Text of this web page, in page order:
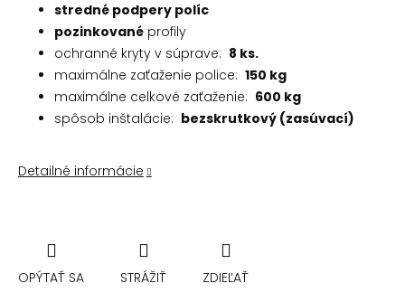
stredné podpery políc
pozinkované profily
ochranné kryty v súprave: 8 ks.
maximálne zaťaženie police: 150 kg
maximálne celkové zaťaženie: 600 kg
spôsob inštalácie: bezskrutkový (zasúvací)
Detailné informácie
OPÝTAŤ SA STRÁŽIŤ ZDIEĽAŤ